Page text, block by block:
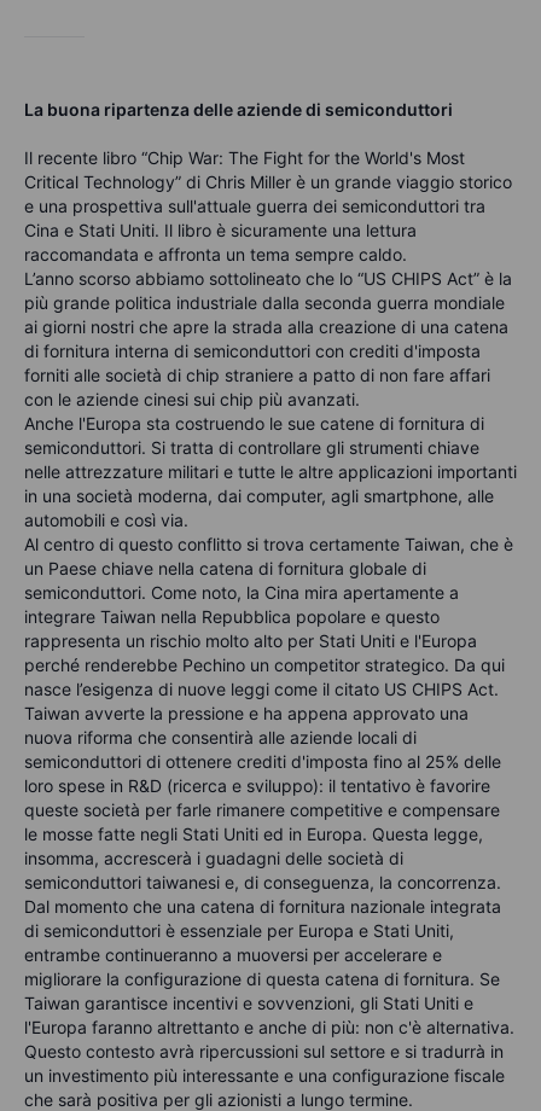
La buona ripartenza delle aziende di semiconduttori
Il recente libro “Chip War: The Fight for the World's Most
Critical Technology” di Chris Miller è un grande viaggio storico
e una prospettiva sull'attuale guerra dei semiconduttori tra
Cina e Stati Uniti. Il libro è sicuramente una lettura
raccomandata e affronta un tema sempre caldo.
L’anno scorso abbiamo sottolineato che lo “US CHIPS Act” è la
più grande politica industriale dalla seconda guerra mondiale
ai giorni nostri che apre la strada alla creazione di una catena
di fornitura interna di semiconduttori con crediti d'imposta
forniti alle società di chip straniere a patto di non fare affari
con le aziende cinesi sui chip più avanzati.
Anche l'Europa sta costruendo le sue catene di fornitura di
semiconduttori. Si tratta di controllare gli strumenti chiave
nelle attrezzature militari e tutte le altre applicazioni importanti
in una società moderna, dai computer, agli smartphone, alle
automobili e così via.
Al centro di questo conflitto si trova certamente Taiwan, che è
un Paese chiave nella catena di fornitura globale di
semiconduttori. Come noto, la Cina mira apertamente a
integrare Taiwan nella Repubblica popolare e questo
rappresenta un rischio molto alto per Stati Uniti e l'Europa
perché renderebbe Pechino un competitor strategico. Da qui
nasce l’esigenza di nuove leggi come il citato US CHIPS Act.
Taiwan avverte la pressione e ha appena approvato una
nuova riforma che consentirà alle aziende locali di
semiconduttori di ottenere crediti d'imposta fino al 25% delle
loro spese in R&D (ricerca e sviluppo): il tentativo è favorire
queste società per farle rimanere competitive e compensare
le mosse fatte negli Stati Uniti ed in Europa. Questa legge,
insomma, accrescerà i guadagni delle società di
semiconduttori taiwanesi e, di conseguenza, la concorrenza.
Dal momento che una catena di fornitura nazionale integrata
di semiconduttori è essenziale per Europa e Stati Uniti,
entrambe continueranno a muoversi per accelerare e
migliorare la configurazione di questa catena di fornitura. Se
Taiwan garantisce incentivi e sovvenzioni, gli Stati Uniti e
l'Europa faranno altrettanto e anche di più: non c'è alternativa.
Questo contesto avrà ripercussioni sul settore e si tradurrà in
un investimento più interessante e una configurazione fiscale
che sarà positiva per gli azionisti a lungo termine.